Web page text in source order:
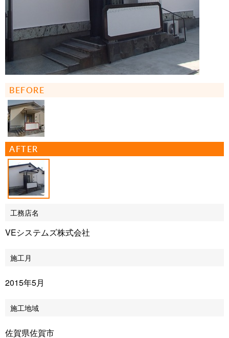
BEFORE
AFTER
工務店名
VEシステムズ株式会社
施工月
2015年5月
施工地域
佐賀県佐賀市